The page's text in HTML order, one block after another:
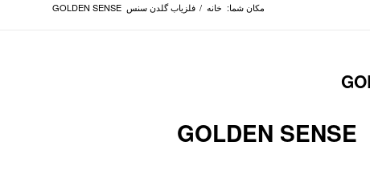
مکان شما: خانه / فلزیاب گلدن سنس GOLDEN SENSE